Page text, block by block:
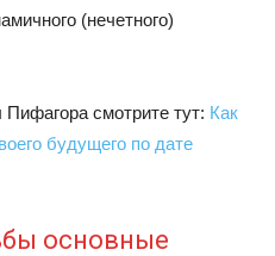
(нечетного)
смотрите тут: Как
будущего по дате
основные